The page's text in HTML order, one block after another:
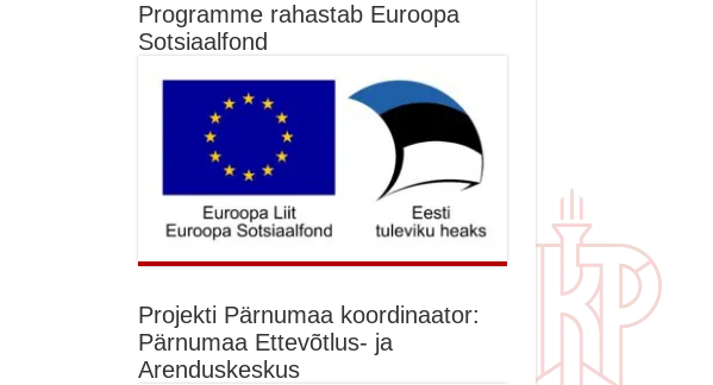
Programme rahastab Euroopa
Sotsiaalfond
Projekti Pärnumaa koordinaator:
Pärnumaa Ettevõtlus- ja
Arenduskeskus